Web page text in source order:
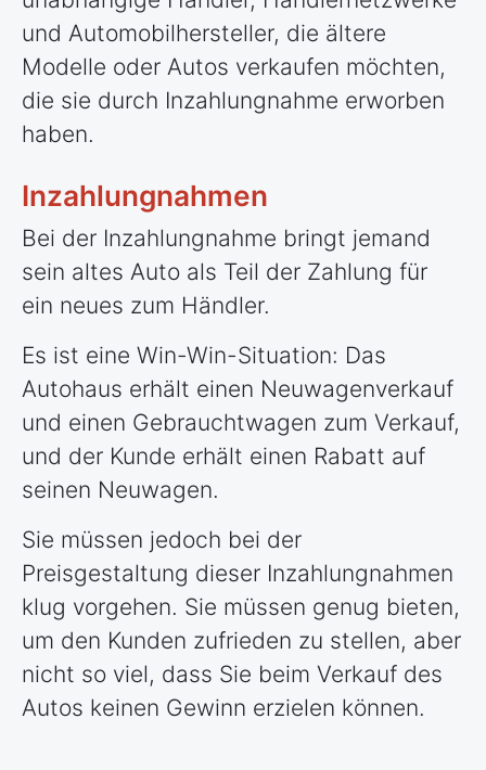
und Automobilhersteller, die ältere
Modelle oder Autos verkaufen möchten,
die sie durch Inzahlungnahme erworben
haben.
Inzahlungnahmen
Bei der Inzahlungnahme bringt jemand
sein altes Auto als Teil der Zahlung für
ein neues zum Händler.
Es ist eine Win-Win-Situation: Das
Autohaus erhält einen Neuwagenverkauf
und einen Gebrauchtwagen zum Verkauf,
und der Kunde erhält einen Rabatt auf
seinen Neuwagen.
Sie müssen jedoch bei der
Preisgestaltung dieser Inzahlungnahmen
klug vorgehen. Sie müssen genug bieten,
um den Kunden zufrieden zu stellen, aber
nicht so viel, dass Sie beim Verkauf des
Autos keinen Gewinn erzielen können.